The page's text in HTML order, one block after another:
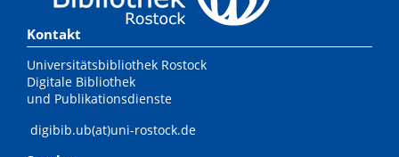
Kontakt
Universitätsbibliothek Rostock
Digitale Bibliothek
und Publikationsdienste
digibib.ub(at)uni-rostock.de